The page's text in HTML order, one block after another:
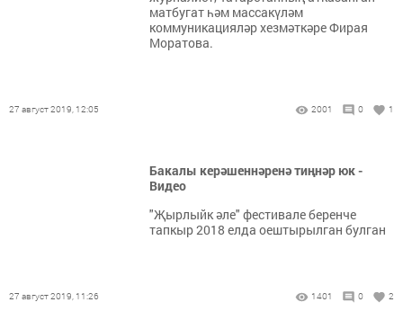
матбугат һәм массакүләм
коммуникацияләр хезмәткәре Фирая
Моратова.
27 август 2019, 12:05 2001 0 1
Бакалы керәшеннәренә тиңнәр юк -
Видео
"Җырлыйк әле" фестивале беренче
тапкыр 2018 елда оештырылган булган
27 август 2019, 11:26 1401 0 2